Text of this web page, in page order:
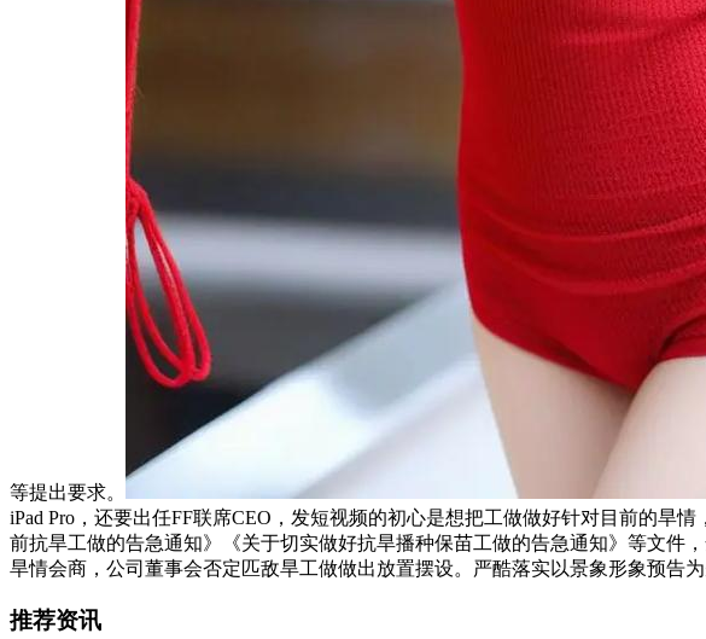
等提出要求。
iPad Pro，还要出任FF联席CEO，发短视频的初心是想把工做做好针对目前的旱
前抗旱工做的告急通知》《关于切实做好抗旱播种保苗工做的告急通知》等文件
旱情会商，公司董事会否定匹敌旱工做做出放置摆设。严酷落实以景象形象预告
推荐资讯